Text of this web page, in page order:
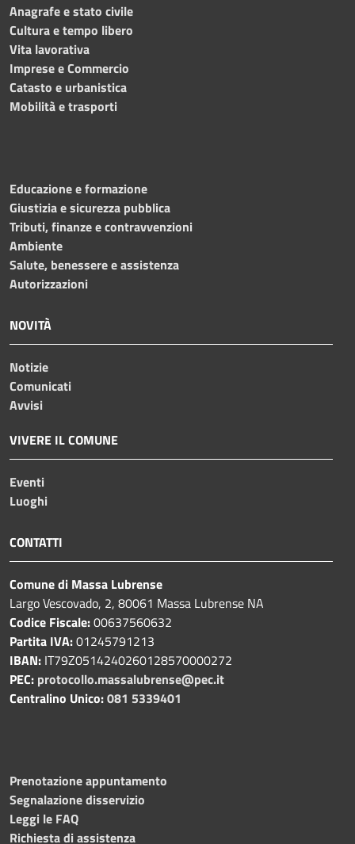
Anagrafe e stato civile
Cultura e tempo libero
Vita lavorativa
Imprese e Commercio
Catasto e urbanistica
Mobilità e trasporti
Educazione e formazione
Giustizia e sicurezza pubblica
Tributi, finanze e contravvenzioni
Ambiente
Salute, benessere e assistenza
Autorizzazioni
NOVITÀ
Notizie
Comunicati
Avvisi
VIVERE IL COMUNE
Eventi
Luoghi
CONTATTI
Comune di Massa Lubrense
Largo Vescovado, 2, 80061 Massa Lubrense NA
Codice Fiscale:00637560632
Partita IVA:01245791213
IBAN: IT79Z0514240260128570000272
PEC: protocollo.massalubrense@pec.it
Centralino Unico:081 5339401
Prenotazione appuntamento
Segnalazione disservizio
Leggi le FAQ
Richiesta di assistenza